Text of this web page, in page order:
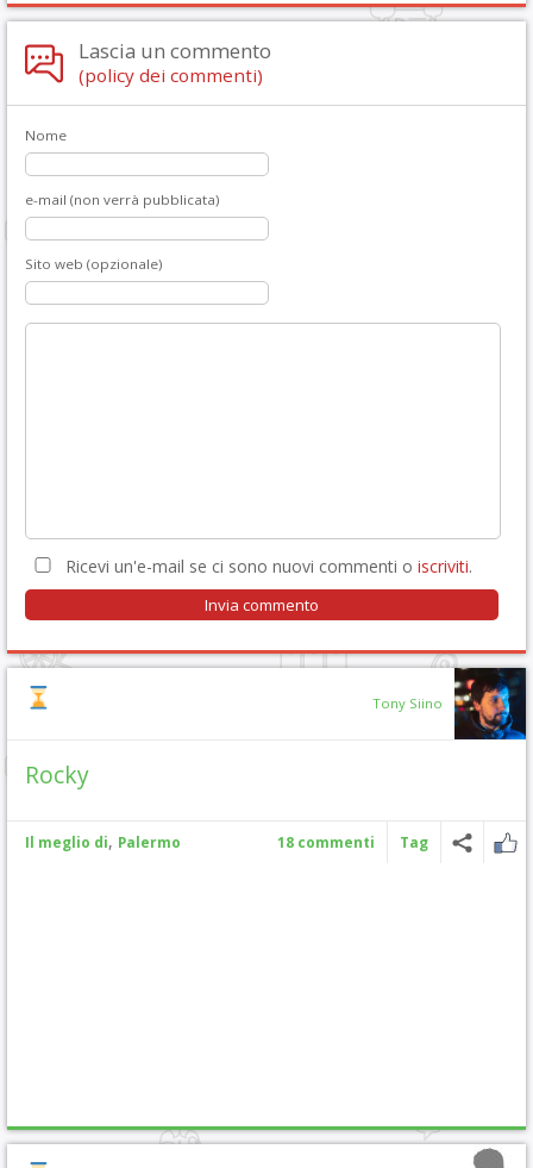
Lascia un commento
(policy dei commenti)
Nome
e-mail (non verrà pubblicata)
Sito web (opzionale)
Ricevi un'e-mail se ci sono nuovi commenti o iscriviti.
Tony Siino
Rocky
Il meglio di, Palermo 18 commenti Tag